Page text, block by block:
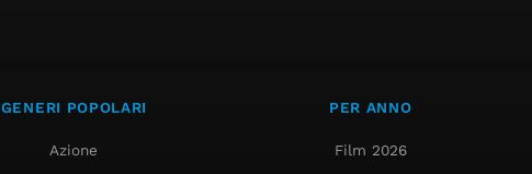
GENERI POPOLARI
Azione
PER ANNO
Film 2026